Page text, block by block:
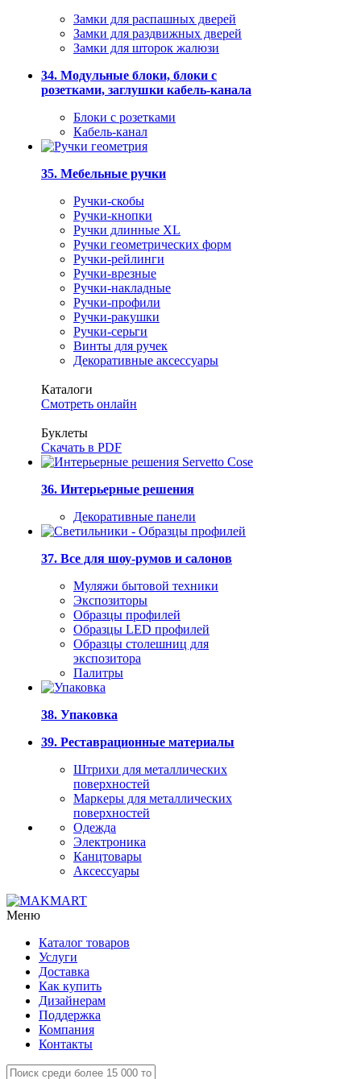
Замки для распашных дверей
Замки для раздвижных дверей
Замки для шторок жалюзи
34. Модульные блоки, блоки с
розетками, заглушки кабель-канала
Блоки с розетками
Кабель-канал
35. Мебельные ручки
Ручки-скобы
Ручки-кнопки
Ручки длинные XL
Ручки геометрических форм
Ручки-рейлинги
Ручки-врезные
Ручки-накладные
Ручки-профили
Ручки-ракушки
Ручки-серьги
Винты для ручек
Декоративные аксессуары
Каталоги
Смотреть онлайн
Буклеты
Скачать в PDF
36. Интерьерные решения
Декоративные панели
37. Все для шоу-румов и салонов
Муляжи бытовой техники
Экспозиторы
Образцы профилей
Образцы LED профилей
Образцы столешниц для
экспозитора
Палитры
38. Упаковка
39. Реставрационные материалы
Штрихи для металлических
поверхностей
Маркеры для металлических
поверхностей
Одежда
Электроника
Канцтовары
Аксессуары
Меню
Каталог товаров
Услуги
Доставка
Как купить
Дизайнерам
Поддержка
Компания
Контакты